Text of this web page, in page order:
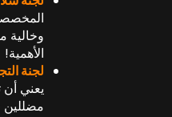
وخالية
الأهمية!
لجنة
يعني أن